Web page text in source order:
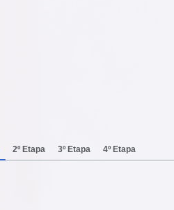
2º Etapa 3º Etapa 4º Etapa